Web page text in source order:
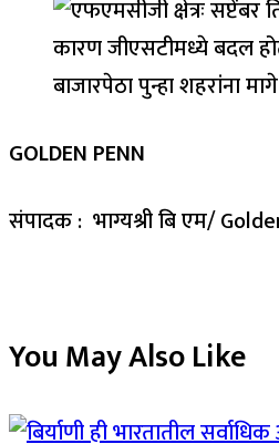
GOLDEN PENN
संपादक : भाग्यश्री बि एम/
You May Also Like